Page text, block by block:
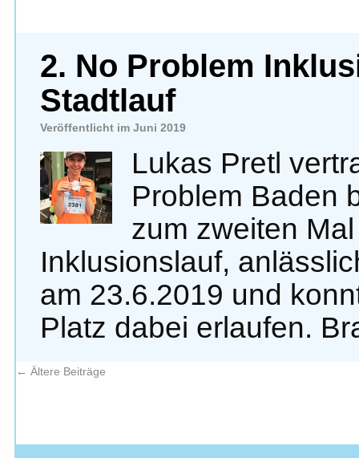
2. No Problem
Stadtlauf
Veröffentlicht im Juni 2019
Lukas Pretl
Problem Baden
zum zweiten
Inklusionslauf,
am 23.6.2019 und
Platz dabei erlaufen.
← Ältere Beiträge